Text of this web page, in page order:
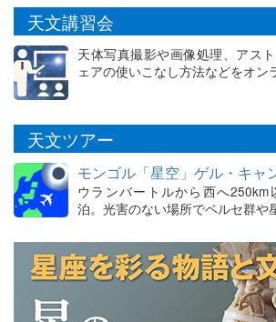
天文講習会
天体写真撮影や画像処理、アス
ェアの使いこなし方法などをオン
天文ツアー
モンゴル「星空」ゲル・キャ
ウランバートルから西へ250km
泊。光害のない場所でペルセ群や